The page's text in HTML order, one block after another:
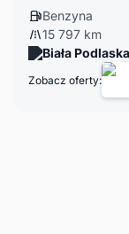
Benzyna
15 797 km
Biała
Zobacz oferty: